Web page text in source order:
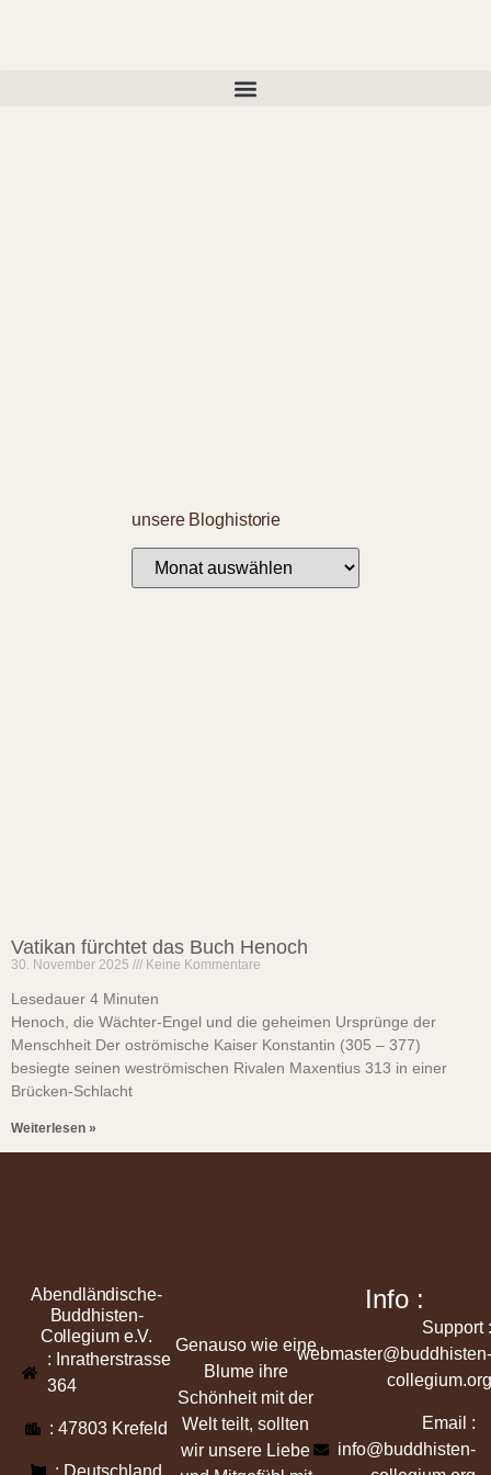
unsere Bloghistorie
Vatikan fürchtet das Buch Henoch
30. November 2025 Keine Kommentare
Lesedauer 4 Minuten
Henoch, die Wächter-Engel und die geheimen Ursprünge der
Menschheit Der oströmische Kaiser Konstantin (305 – 377)
besiegte seinen weströmischen Rivalen Maxentius 313 in einer
Brücken-Schlacht
Weiterlesen »
Abendländische-
Buddhisten-
Collegium e.V.
: Inratherstrasse
364
: 47803 Krefeld
: Deutschland
Genauso wie eine
Blume ihre
Schönheit mit der
Welt teilt, sollten
wir unsere Liebe
Info :
Support :
webmaster@buddhisten-
collegium.org
Email :
info@buddhisten-